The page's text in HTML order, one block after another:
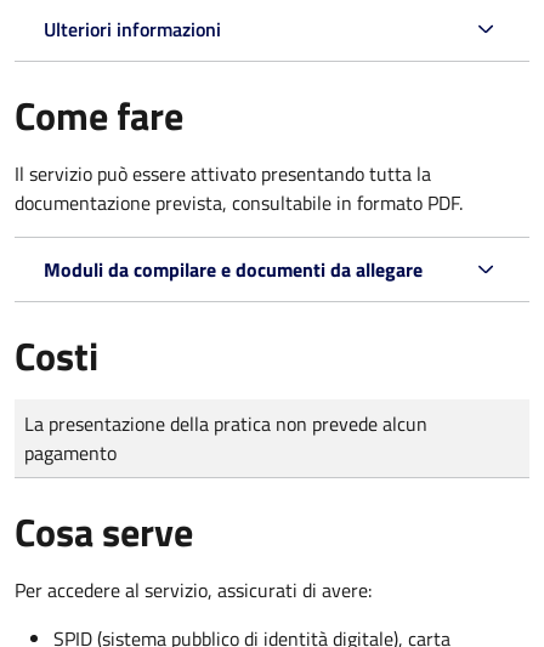
Ulteriori informazioni
Come fare
Il servizio può essere attivato presentando tutta la
documentazione prevista, consultabile in formato PDF.
Moduli da compilare e documenti da allegare
Costi
Tipo di pagamento
Importo
La presentazione della pratica non prevede alcun
pagamento
Cosa serve
Per accedere al servizio, assicurati di avere:
SPID (sistema pubblico di identità digitale), carta